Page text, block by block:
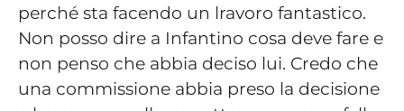
perché sta facendo un lravoro fantastico.
Non posso dire a Infantino cosa deve fare e
non penso che abbia deciso lui. Credo che
una commissione abbia preso la decisione